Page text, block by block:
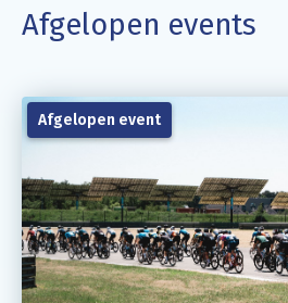
Afgelopen events
Afgelopen event